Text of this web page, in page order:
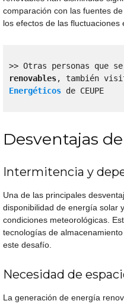
comparación con las fuentes
los efectos de las fluctuaciones
>> Otras personas que
renovables, también
Energéticos de CEUPE
Desventajas
Intermitencia y
Una de las principales
disponibilidad de energía solar
condiciones meteorológicas.
tecnologías de
este desafío.
Necesidad de
La generación de energía